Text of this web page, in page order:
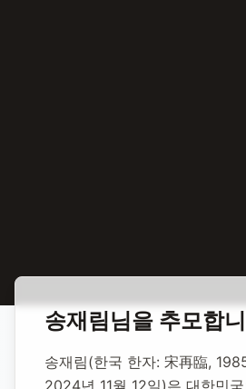
합동 추모 송재림 배우
송재림 배우
송재림님을 추모합
송재림(한국 한자: 宋再臨,
2024년 11월 12일)은 대한민